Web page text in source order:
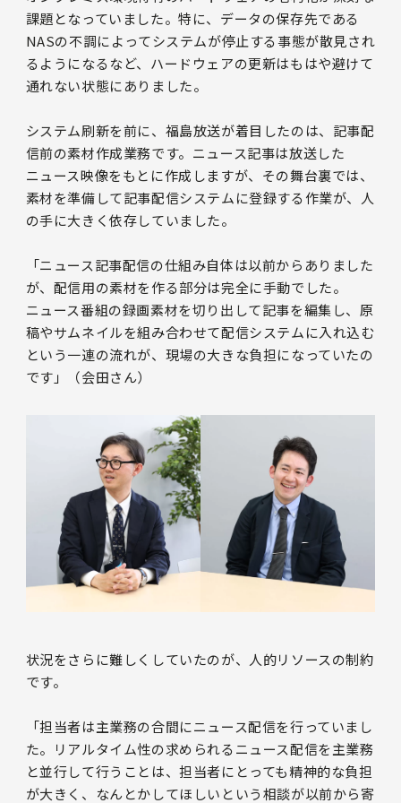
課題となっていました。特に、データの保存先である
NASの不調によってシステムが停止する事態が散見され
るようになるなど、ハードウェアの更新はもはや避けて
通れない状態にありました。
システム刷新を前に、福島放送が着目したのは、記事配
信前の素材作成業務です。ニュース記事は放送した
ニュース映像をもとに作成しますが、その舞台裏では、
素材を準備して記事配信システムに登録する作業が、人
の手に大きく依存していました。
「ニュース記事配信の仕組み自体は以前からありました
が、配信用の素材を作る部分は完全に手動でした。
ニュース番組の録画素材を切り出して記事を編集し、原
稿やサムネイルを組み合わせて配信システムに入れ込む
という一連の流れが、現場の大きな負担になっていたの
です」（会田さん）
状況をさらに難しくしていたのが、人的リソースの制約
です。
「担当者は主業務の合間にニュース配信を行っていまし
た。リアルタイム性の求められるニュース配信を主業務
と並行して行うことは、担当者にとっても精神的な負担
が大きく、なんとかしてほしいという相談が以前から寄